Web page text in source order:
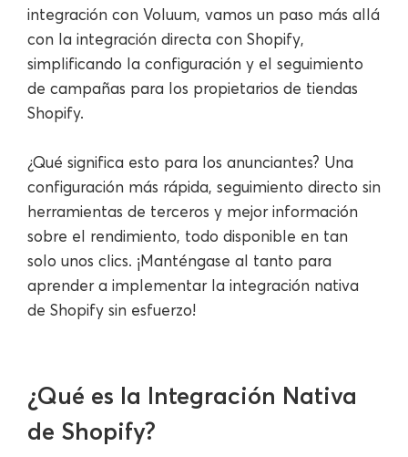
integración con Voluum, vamos un paso más allá
con la integración directa con Shopify,
simplificando la configuración y el seguimiento
de campañas para los propietarios de tiendas
Shopify.
¿Qué significa esto para los anunciantes? Una
configuración más rápida, seguimiento directo sin
herramientas de terceros y mejor información
sobre el rendimiento, todo disponible en tan
solo unos clics. ¡Manténgase al tanto para
aprender a implementar la integración nativa
de Shopify sin esfuerzo!
¿Qué es la Integración Nativa
de Shopify?